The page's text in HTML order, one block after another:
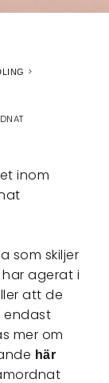
inom
som skiljer
agerat i
att de
endast
mer om
här